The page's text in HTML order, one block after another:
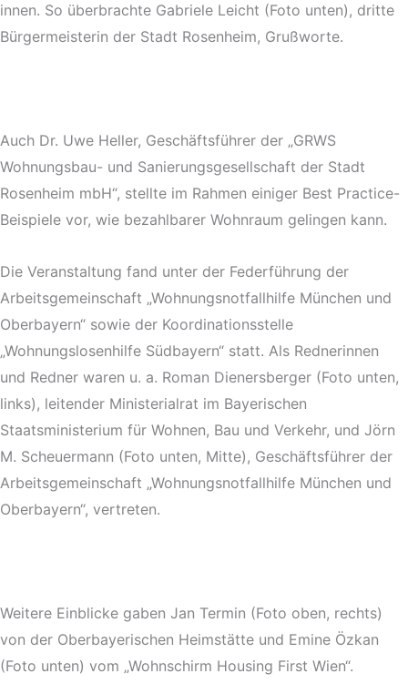
innen. So überbrachte Gabriele Leicht (Foto unten), dritte
Bürgermeisterin der Stadt Rosenheim, Grußworte.
Auch Dr. Uwe Heller, Geschäftsführer der „GRWS
Wohnungsbau- und Sanierungsgesellschaft der Stadt
Rosenheim mbH“, stellte im Rahmen einiger Best Practice-
Beispiele vor, wie bezahlbarer Wohnraum gelingen kann.
Die Veranstaltung fand unter der Federführung der
Arbeitsgemeinschaft „Wohnungsnotfallhilfe München und
Oberbayern“ sowie der Koordinationsstelle
„Wohnungslosenhilfe Südbayern“ statt. Als Rednerinnen
und Redner waren u. a. Roman Dienersberger (Foto unten,
links), leitender Ministerialrat im Bayerischen
Staatsministerium für Wohnen, Bau und Verkehr, und Jörn
M. Scheuermann (Foto unten, Mitte), Geschäftsführer der
Arbeitsgemeinschaft „Wohnungsnotfallhilfe München und
Oberbayern“, vertreten.
Weitere Einblicke gaben Jan Termin (Foto oben, rechts)
von der Oberbayerischen Heimstätte und Emine Özkan
(Foto unten) vom „Wohnschirm Housing First Wien“.